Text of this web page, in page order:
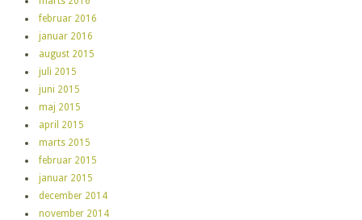
februar 2016
januar 2016
august 2015
juli 2015
juni 2015
maj 2015
april 2015
marts 2015
februar 2015
januar 2015
december 2014
november 2014